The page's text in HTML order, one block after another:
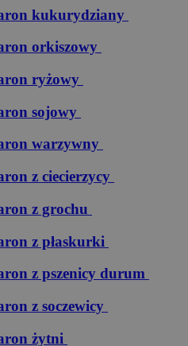
kukurydziany
orkiszowy
ryżowy
sojowy
warzywny
z ciecierzycy
z grochu
z płaskurki
z pszenicy durum
z soczewicy
żytni